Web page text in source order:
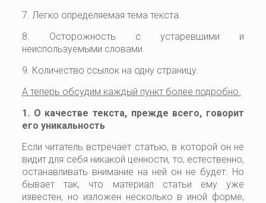
7. Легко определяемая тема текста.
8. Осторожность с устаревшими и
неиспользуемыми словами.
9. Количество ссылок на одну страницу.
А теперь обсудим каждый пункт более подробно.
1. О качестве текста, прежде всего, говорит
его уникальность
Если читатель встречает статью, в которой он не
видит для себя никакой ценности, то, естественно,
останавливать внимание на ней он не будет. Но
бывает так, что материал статьи ему уже
известен, но изложен несколько в иной форме,